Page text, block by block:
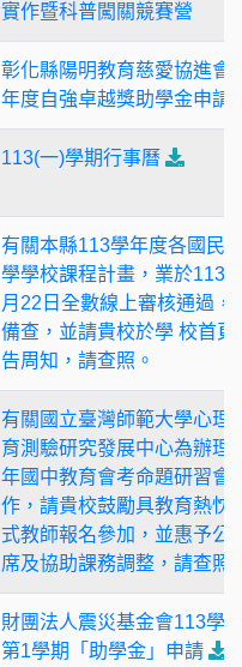
實作暨科普闖關競賽營
彰化縣陽明教育慈愛協進會
年度自強卓越獎助學金申請
113(一)學期行事曆
有關本縣113學年度各國民
學學校課程計畫，業於113
月22日全數線上審核通過，
備查，並請貴校於學 校首頁
告周知，請查照。
有關國立臺灣師範大學心理
育測驗研究發展中心為辦理
年國中教育會考命題研習會
作，請貴校鼓勵具教育熱忱
式教師報名參加，並惠予公
席及協助課務調整，請查照
財團法人震災基金會113學
第1學期「助學金」申請